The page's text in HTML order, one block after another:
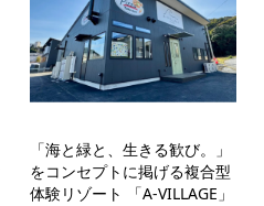
「海と緑と、生きる歓び。」
をコンセプトに掲げる複合型
体験リゾート 「A-VILLAGE」